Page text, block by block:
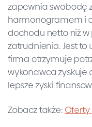
zapewnia swobodę
harmonogramem i
dochodu netto niż w
zatrudnienia. Jest to
firma otrzymuje
wykonawca
lepsze zyski
Zobacz także: Oferty